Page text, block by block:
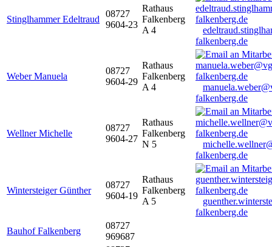
Stinglhammer Edeltraud
08727
9604-23
Rathaus
Falkenberg
A 4
falkenberg.de
Weber Manuela
08727
9604-29
Rathaus
Falkenberg
A 4
falkenberg.de
Wellner Michelle
08727
9604-27
Rathaus
Falkenberg
N 5
falkenberg.de
Wintersteiger Günther
08727
9604-19
Rathaus
Falkenberg
A 5
falkenberg.de
Bauhof Falkenberg
08727
969687